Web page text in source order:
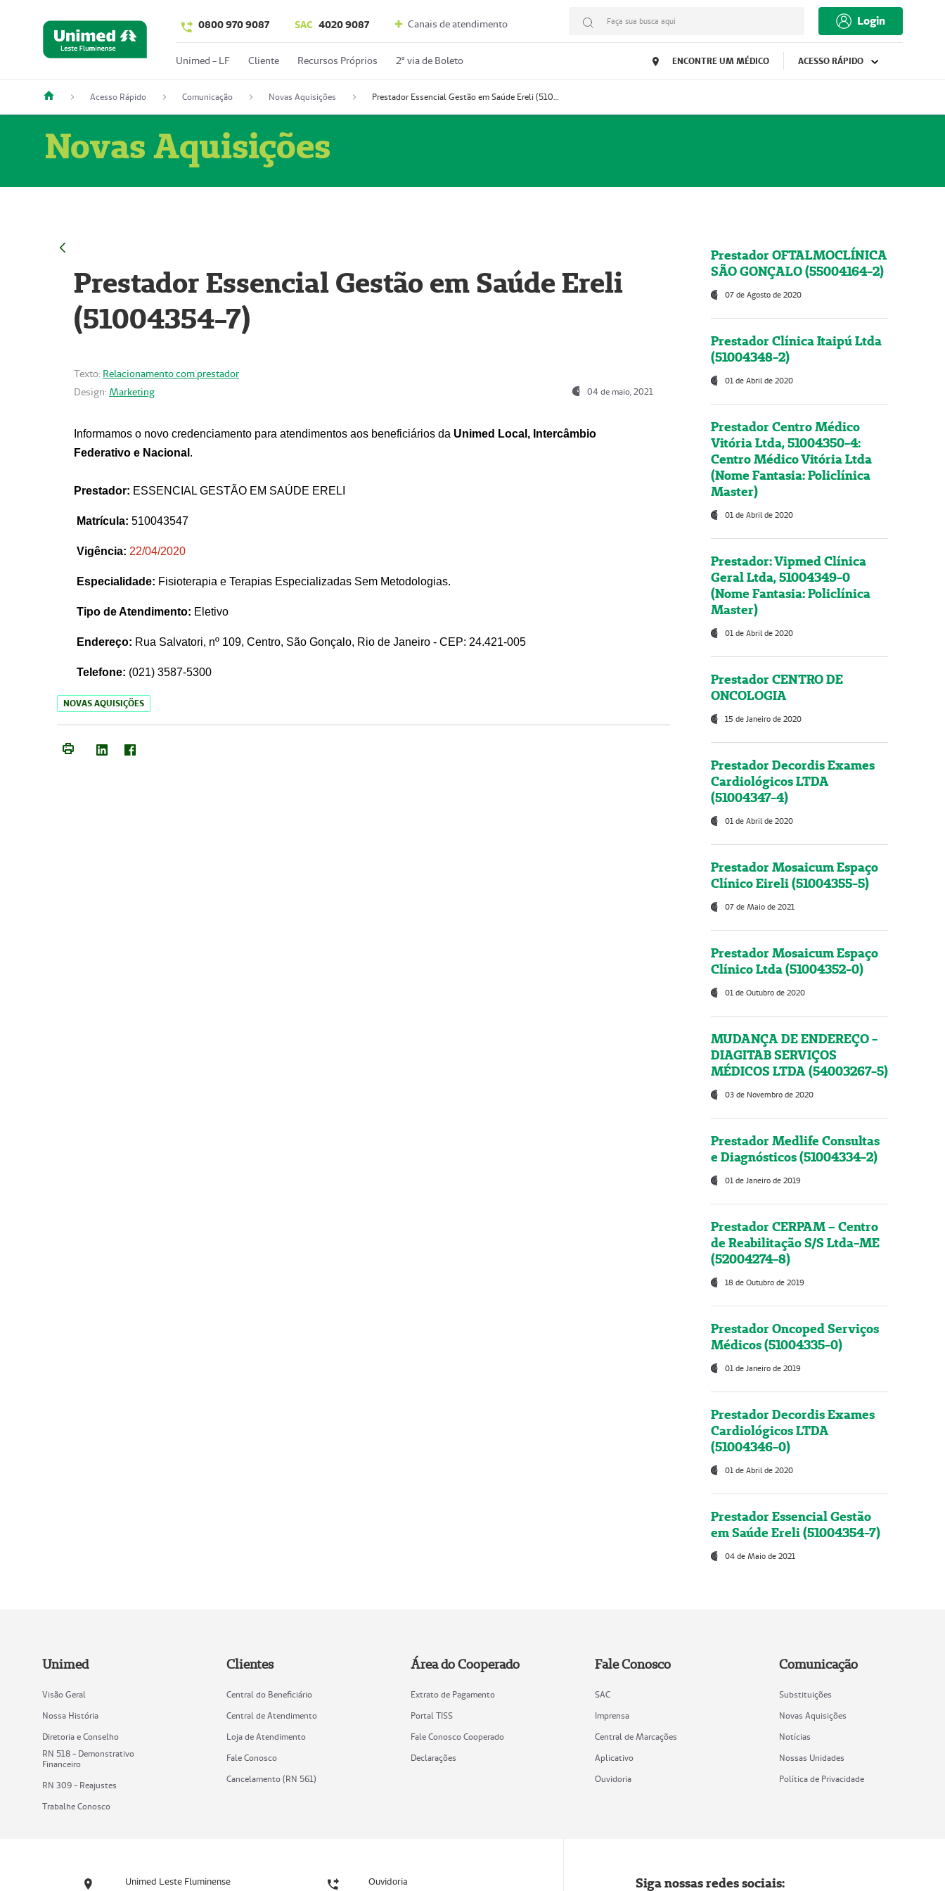
0800 970 9087 SAC 4020 9087 Canais de atendimento Faça sua busca aqui Login
Unimed - LF Cliente Recursos Próprios 2º via de Boleto ENCONTRE UM MÉDICO ACESSO RÁPIDO
Acesso Rápido Comunicação Novas Aquisições Prestador Essencial Gestão em Saúde Ereli (51004354-7)
Novas Aquisições
Prestador Essencial Gestão em Saúde Ereli
(51004354-7)
Texto: Relacionamento com prestador
Design: Marketing 04 de maio, 2021
Informamos o novo credenciamento para atendimentos aos beneficiários da Unimed Local, Intercâmbio
Federativo e Nacional .
Prestador: ESSENCIAL GESTÃO EM SAÚDE ERELI
Matrícula: 510043547
Vigência: 22/04/2020
Especialidade: Fisioterapia e Terapias Especializadas Sem Metodologias.
Tipo de Atendimento: Eletivo
Endereço: Rua Salvatori, nº 109, Centro, São Gonçalo, Rio de Janeiro - CEP: 24.421-005
Telefone: (021) 3587-5300
NOVAS AQUISIÇÕES
Prestador OFTALMOCLÍNICA
SÃO GONÇALO (55004164-2)
07 de Agosto de 2020
Prestador Clínica Itaipú Ltda
(51004348-2)
01 de Abril de 2020
Prestador Centro Médico
Vitória Ltda, 51004350-4:
Centro Médico Vitória Ltda
(Nome Fantasia: Policlínica
Master)
01 de Abril de 2020
Prestador: Vipmed Clínica
Geral Ltda, 51004349-0
(Nome Fantasia: Policlínica
Master)
01 de Abril de 2020
Prestador CENTRO DE
ONCOLOGIA
15 de Janeiro de 2020
Prestador Decordis Exames
Cardiológicos LTDA
(51004347-4)
01 de Abril de 2020
Prestador Mosaicum Espaço
Clínico Eireli (51004355-5)
07 de Maio de 2021
Prestador Mosaicum Espaço
Clínico Ltda (51004352-0)
01 de Outubro de 2020
MUDANÇA DE ENDEREÇO -
DIAGITAB SERVIÇOS
MÉDICOS LTDA (54003267-5)
03 de Novembro de 2020
Prestador Medlife Consultas
e Diagnósticos (51004334-2)
01 de Janeiro de 2019
Prestador CERPAM – Centro
de Reabilitação S/S Ltda-ME
(52004274-8)
18 de Outubro de 2019
Prestador Oncoped Serviços
Médicos (51004335-0)
01 de Janeiro de 2019
Prestador Decordis Exames
Cardiológicos LTDA
(51004346-0)
01 de Abril de 2020
Prestador Essencial Gestão
em Saúde Ereli (51004354-7)
04 de Maio de 2021
Unimed
Visão Geral
Nossa História
Diretoria e Conselho
RN 518 - Demonstrativo
Financeiro
RN 309 - Reajustes
Trabalhe Conosco
Clientes
Central do Beneficiário
Central de Atendimento
Loja de Atendimento
Fale Conosco
Cancelamento (RN 561)
Área do Cooperado
Extrato de Pagamento
Portal TISS
Fale Conosco Cooperado
Declarações
Fale Conosco
SAC
Imprensa
Central de Marcações
Aplicativo
Ouvidoria
Comunicação
Substituições
Novas Aquisições
Notícias
Nossas Unidades
Política de Privacidade
Unimed Leste Fluminense Ouvidoria Siga nossas redes sociais: